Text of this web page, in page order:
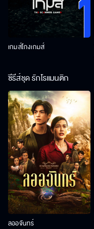
เกมส์โกงเกมส์
ซีรีส์ชุด รักโรแมนติก
ลออจันทร์